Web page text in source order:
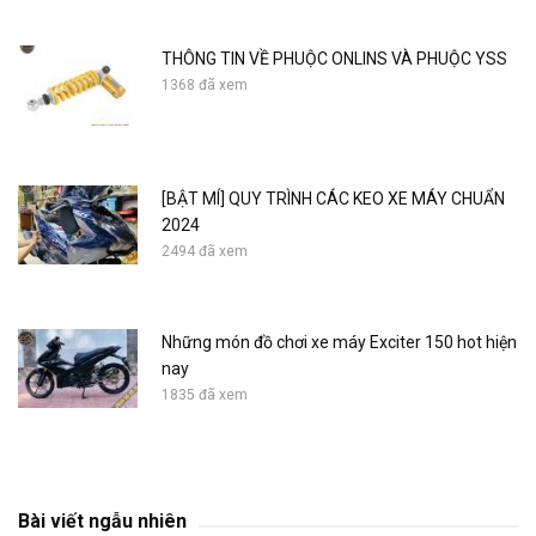
THÔNG TIN VỀ PHUỘC ONLINS VÀ PHUỘC YSS
1368 đã xem
[BẬT MÍ] QUY TRÌNH CÁC KEO XE MÁY CHUẨN
2024
2494 đã xem
Những món đồ chơi xe máy Exciter 150 hot hiện
nay
1835 đã xem
Bài viết ngẫu nhiên